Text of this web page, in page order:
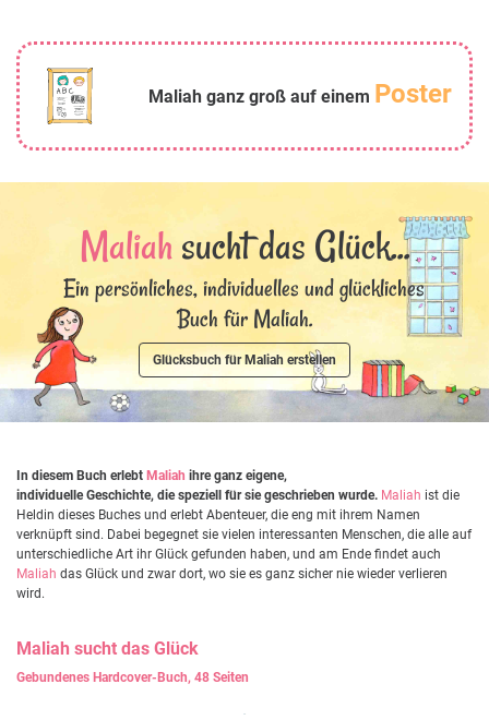
Maliah ganz groß auf einem Poster
Maliahsucht das Glück...
Ein persönliches, individuelles und glückliches
Buch für Maliah.
Glücksbuch für Maliah erstellen
In diesem Buch erlebt Maliah ihre ganz eigene,
individuelle Geschichte, die speziell für sie geschrieben wurde. Maliah ist die
Heldin dieses Buches und erlebt Abenteuer, die eng mit ihrem Namen
verknüpft sind. Dabei begegnet sie vielen interessanten Menschen, die alle auf
unterschiedliche Art ihr Glück gefunden haben, und am Ende findet auch
Maliah das Glück und zwar dort, wo sie es ganz sicher nie wieder verlieren
wird.
Maliah sucht das Glück
Gebundenes Hardcover-Buch, 48 Seiten